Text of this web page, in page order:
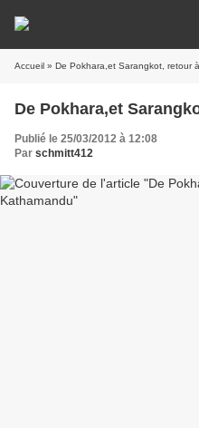
Accueil » De Pokhara,et Sarangkot, retour
De Pokhara,et
Publié le 25/03/2012 à 12:08
Par schmitt412